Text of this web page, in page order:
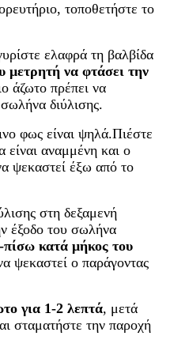
τοποθετήστε το
ελαφρά τη βαλβίδα
μετρητή να φτάσει την
άζωτο πρέπει να
διύλισης.
φως είναι ψηλά.Πιέστε
είναι αναμμένη και ο
ψεκαστεί έξω από το
στη δεξαμενή
έξοδο του σωλήνα
πίσω κατά μήκος του
ψεκαστεί ο παράγοντας
για 1-2 λεπτά, μετά
σταματήστε την παροχή